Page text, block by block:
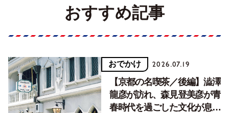
おすすめ記事
おでかけ 2026.07.19
【京都の名喫茶／後編】澁澤
龍彦が訪れ、森見登美彦が青
春時代を過ごした文化が息づ